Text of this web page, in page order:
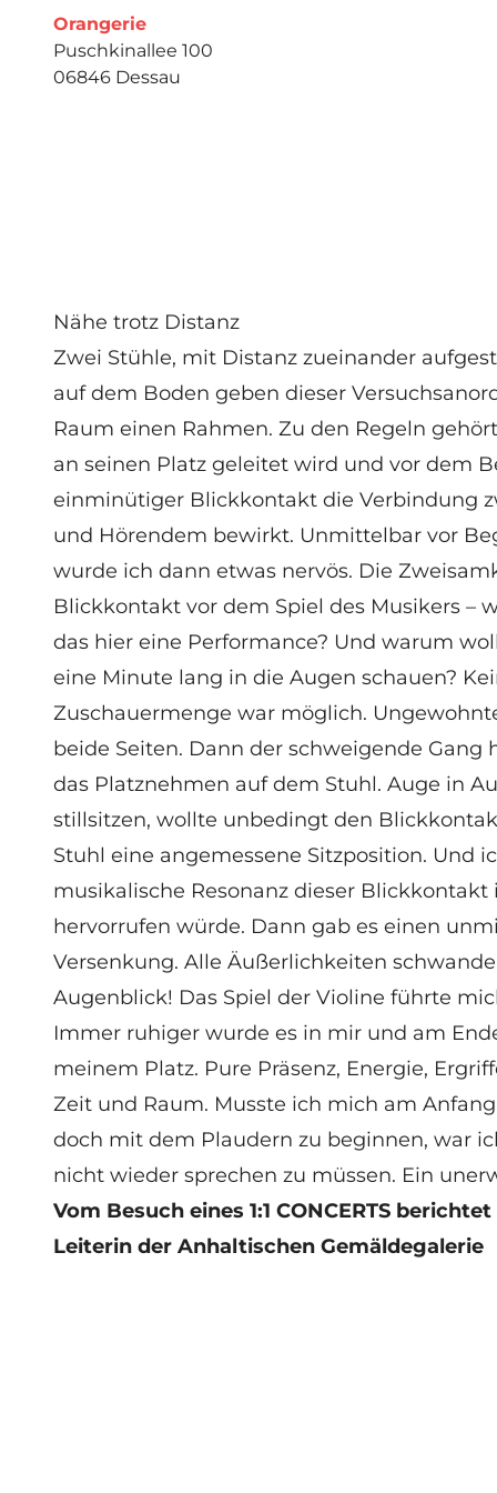
Orangerie
Puschkinallee 100
06846 Dessau
Nähe trotz Distanz
Zwei Stühle, mit Distanz zueinander
auf dem Boden geben dieser
Raum einen Rahmen. Zu den Regeln
an seinen Platz geleitet wird und vor dem
einminütiger Blickkontakt die Verbindung
und Hörendem bewirkt. Unmittelbar vor
wurde ich dann etwas nervös. Die
Blickkontakt vor dem Spiel des Musikers –
das hier eine Performance? Und warum
eine Minute lang in die Augen schauen?
Zuschauermenge war möglich.
beide Seiten. Dann der schweigende
das Platznehmen auf dem Stuhl. Auge in
stillsitzen, wollte unbedingt den
Stuhl eine angemessene Sitzposition. Und
musikalische Resonanz dieser
hervorrufen würde. Dann gab es einen
Versenkung. Alle Äußerlichkeiten
Augenblick! Das Spiel der Violine führte
Immer ruhiger wurde es in mir und am
meinem Platz. Pure Präsenz, Energie,
Zeit und Raum. Musste ich mich am
doch mit dem Plaudern zu beginnen, war
nicht wieder sprechen zu müssen. Ein
Vom Besuch eines 1:1 CONCERTS
Leiterin der Anhaltischen Gemäldegalerie